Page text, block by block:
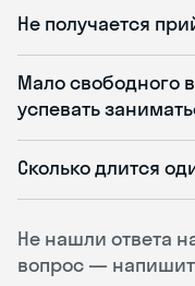
Не нашли ответа
вопрос —
Не получается
Мало свободного
успевать
Сколько длится